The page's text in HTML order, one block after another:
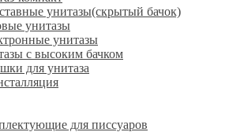
унитазы(скрытый бачок)
унитазы
унитазы
с высоким бачком
для унитаза
для писсуаров